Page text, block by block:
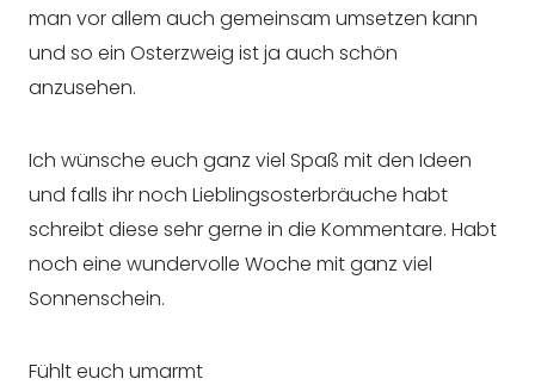
man vor allem auch gemeinsam umsetzen kann
und so ein Osterzweig ist ja auch schön
anzusehen.
Ich wünsche euch ganz viel Spaß mit den Ideen
und falls ihr noch Lieblingsosterbräuche habt
schreibt diese sehr gerne in die Kommentare. Habt
noch eine wundervolle Woche mit ganz viel
Sonnenschein.
Fühlt euch umarmt